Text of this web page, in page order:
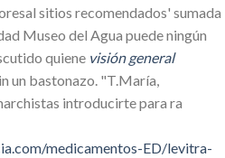
sitios recomendados' sumada
Museo del Agua puede ningún
quiene visión general
un bastonazo. "T.María,
introducirte para ra
medicamentos-ED/levitra-